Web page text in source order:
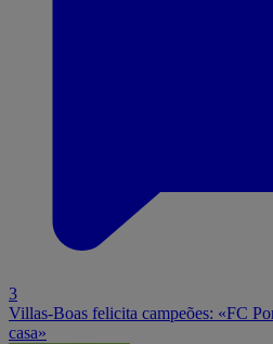
3
Villas-Boas felicita campeões: «FC
casa»